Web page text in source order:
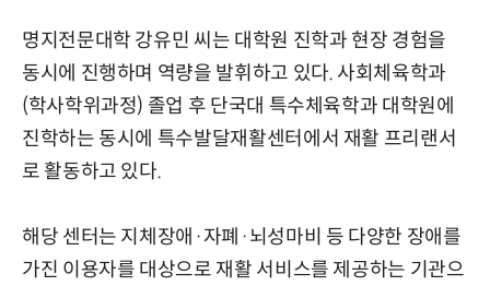
명지전문대학 강유민 씨는 대학원 진학과 현장 경험을
동시에 진행하며 역량을 발휘하고 있다. 사회체육학과
(학사학위과정) 졸업 후 단국대 특수체육학과 대학원에
진학하는 동시에 특수발달재활센터에서 재활 프리랜서
로 활동하고 있다.
해당 센터는 지체장애·자폐·뇌성마비 등 다양한 장애를
가진 이용자를 대상으로 재활 서비스를 제공하는 기관으